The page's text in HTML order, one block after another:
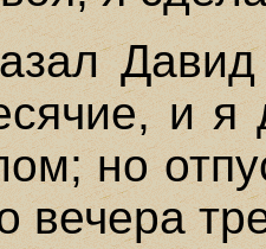
и я
но
вечера